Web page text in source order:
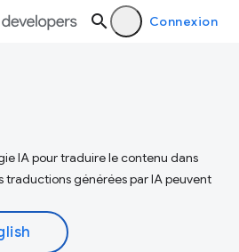
Connexion
IA pour traduire le contenu dans
traductions générées par IA peuvent